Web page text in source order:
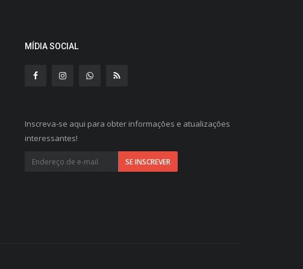
MÍDIA SOCIAL
Inscreva-se aqui para obter informações e atualizações
interessantes!